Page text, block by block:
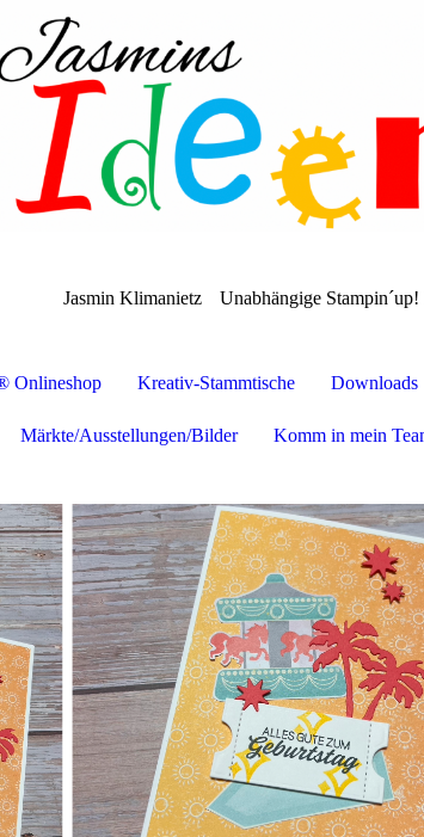
Jasmin Klimanietz Unabhängige
Onlineshop Kreativ-Stammtische Downloads
Märkte/Ausstellungen/Bilder Komm in mein